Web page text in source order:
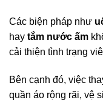
Các biện pháp như
hay tắm nước ấm
cải thiện tình trạng
Bên cạnh đó, việc
quần áo rộng rãi, vệ